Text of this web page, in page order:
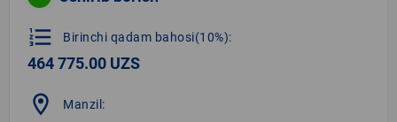
format_list_numbered Birinchi qadam bahosi(10%):
464 775.00 UZS
location_on Manzil: